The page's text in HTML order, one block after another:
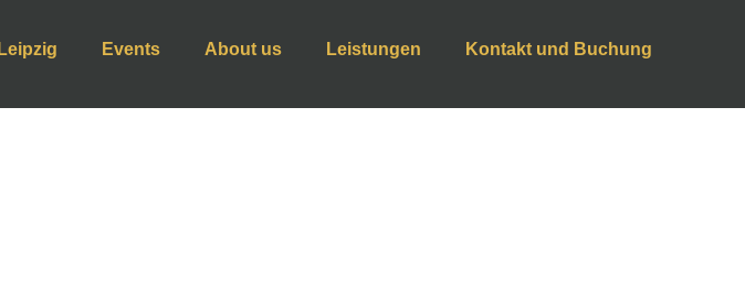
Events About us Leistungen Kontakt und Buchung